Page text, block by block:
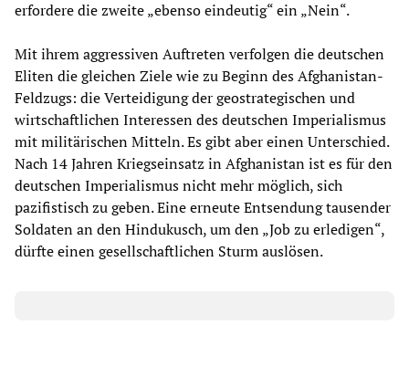
erfordere die zweite „ebenso eindeutig“ ein „Nein“.
Mit ihrem aggressiven Auftreten verfolgen die deutschen
Eliten die gleichen Ziele wie zu Beginn des Afghanistan-
Feldzugs: die Verteidigung der geostrategischen und
wirtschaftlichen Interessen des deutschen Imperialismus
mit militärischen Mitteln. Es gibt aber einen Unterschied.
Nach 14 Jahren Kriegseinsatz in Afghanistan ist es für den
deutschen Imperialismus nicht mehr möglich, sich
pazifistisch zu geben. Eine erneute Entsendung tausender
Soldaten an den Hindukusch, um den „Job zu erledigen“,
dürfte einen gesellschaftlichen Sturm auslösen.